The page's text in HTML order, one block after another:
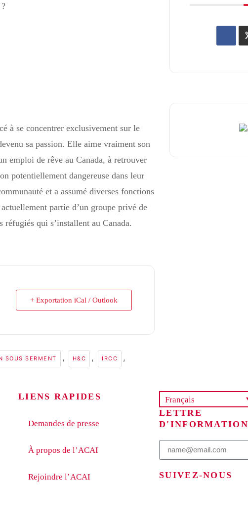
à se concentrer exclusivement sur le
sa passion. Elle aime vraiment son
emploi de rêve au Canada, à retrouver
potentiellement dangereuse dans leur
et a assumé diverses fonctions
partie d’un groupe privé de
qui s’installent au Canada.
+ Exportation iCal / Outlook
SOUS SERMENT , H&C , IRCC ,
LIENS RAPIDES
Demandes de presse
À propos de l’ACAI
Rejoindre l’ACAI
Français
LETTRE
D'INFORMATION
SUIVEZ-NOUS